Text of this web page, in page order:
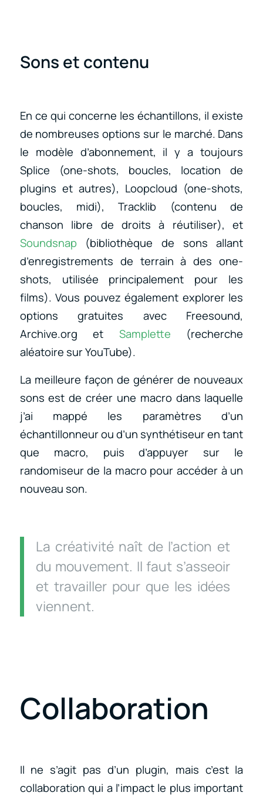
Sons et contenu
En ce qui concerne les échantillons, il existe
de nombreuses options sur le marché. Dans
le modèle d’abonnement, il y a toujours
Splice (one-shots, boucles, location de
plugins et autres), Loopcloud (one-shots,
boucles, midi), Tracklib (contenu de
chanson libre de droits à réutiliser), et
Soundsnap (bibliothèque de sons allant
d’enregistrements de terrain à des one-
shots, utilisée principalement pour les
films). Vous pouvez également explorer les
options gratuites avec Freesound,
Archive.org et Samplette (recherche
aléatoire sur YouTube).
La meilleure façon de générer de nouveaux
sons est de créer une macro dans laquelle
j’ai mappé les paramètres d’un
échantillonneur ou d’un synthétiseur en tant
que macro, puis d’appuyer sur le
randomiseur de la macro pour accéder à un
nouveau son.
La créativité naît de l’action et
du mouvement. Il faut s’asseoir
et travailler pour que les idées
viennent.
Collaboration
Il ne s’agit pas d’un plugin, mais c’est la
collaboration qui a l’impact le plus important